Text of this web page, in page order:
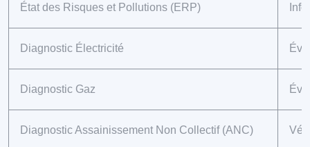
État des Risques et Pollutions (ERP)
Diagnostic Électricité
Diagnostic Gaz
Diagnostic Assainissement Non Collectif (ANC)